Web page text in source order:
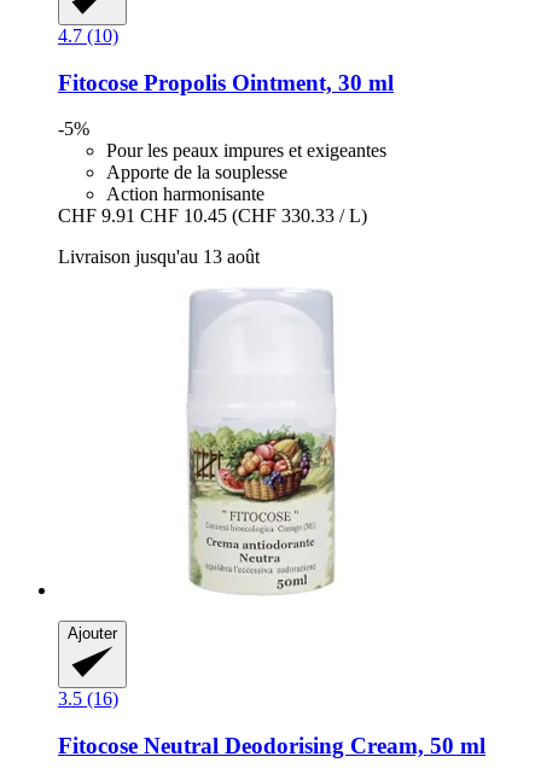
4.7 (10)
Fitocose Propolis Ointment, 30 ml
-5%
Pour les peaux impures et exigeantes
Apporte de la souplesse
Action harmonisante
CHF 9.91 CHF 10.45 (CHF 330.33 / L)
Livraison jusqu'au 13 août
Ajouter
3.5 (16)
Fitocose Neutral Deodorising Cream, 50 ml